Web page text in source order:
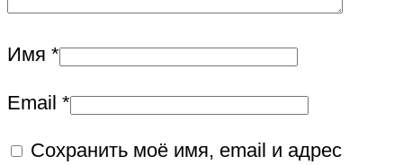
Имя *
Email *
Сохранить моё имя, email и адрес